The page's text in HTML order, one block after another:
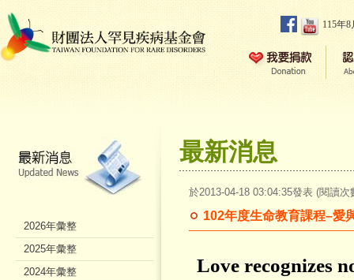
115年
最新消息
於2013-04-18 03:04:35發表 (閱讀次
102年度生命教育課程–愛
Love recognizes
2026年彙整
2025年彙整
2024年彙整